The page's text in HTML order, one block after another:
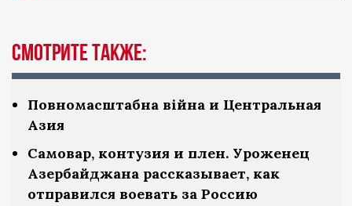
Смотрите также:
Повномасштабна війна и Центральная
Азия
Самовар, контузия и плен. Уроженец
Азербайджана рассказывает, как
отправился воевать за Россию